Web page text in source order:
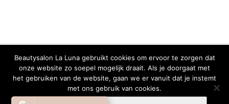
© Copyright 2026 | All Rights Reserved | Privacy Verklaring Cookiebeleid
Facebook
Instagram
Beautysalon La Luna gebruikt cookies om ervoor te zorgen dat
onze website zo soepel mogelijk draait. Als je doorgaat met
het gebruiken van de website, gaan we er vanuit dat je instemt
met ons gebruik van cookies.